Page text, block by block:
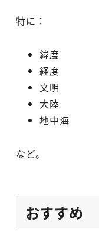
特に：
緯度
経度
文明
大陸
地中海
など。
おすすめ